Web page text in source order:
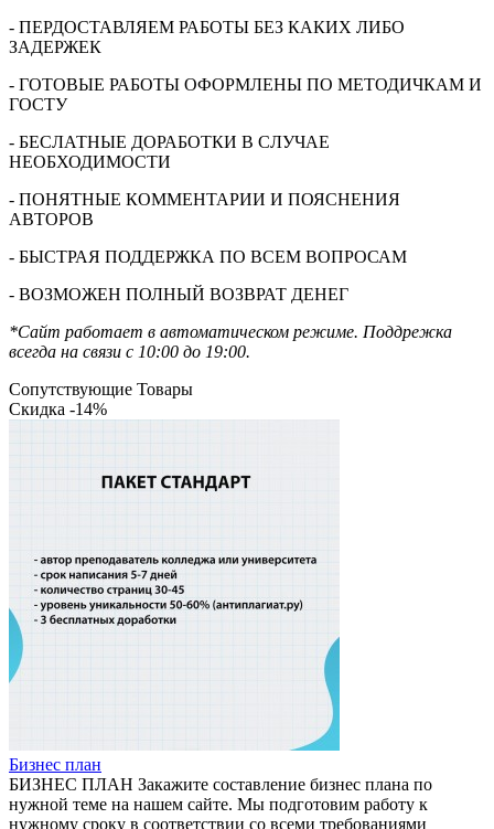
- ПЕРДОСТАВЛЯЕМ РАБОТЫ БЕЗ КАКИХ ЛИБО
ЗАДЕРЖЕК
- ГОТОВЫЕ РАБОТЫ ОФОРМЛЕНЫ ПО МЕТОДИЧКАМ И
ГОСТУ
- БЕСЛАТНЫЕ ДОРАБОТКИ В СЛУЧАЕ
НЕОБХОДИМОСТИ
- ПОНЯТНЫЕ КОММЕНТАРИИ И ПОЯСНЕНИЯ
АВТОРОВ
- БЫСТРАЯ ПОДДЕРЖКА ПО ВСЕМ ВОПРОСАМ
- ВОЗМОЖЕН ПОЛНЫЙ ВОЗВРАТ ДЕНЕГ
*Сайт работает в автоматическом режиме. Поддрежка
всегда на связи с 10:00 до 19:00.
Сопутствующие Товары
Скидка -14%
Бизнес план
БИЗНЕС ПЛАН Закажите составление бизнес плана по
нужной теме на нашем сайте. Мы подготовим работу к
нужному сроку в соответствии со всеми требованиями